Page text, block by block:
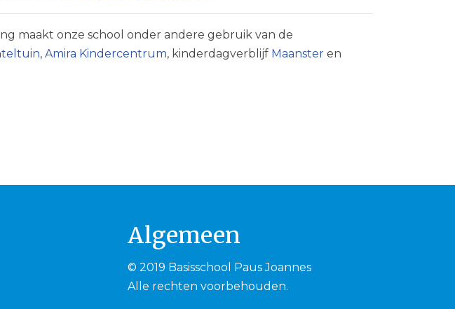
maakt onze school onder andere gebruik van de
, Amira Kindercentrum, kinderdagverblijf Maanster en
Algemeen
© 2019 Basisschool Paus Joannes
Alle rechten voorbehouden.